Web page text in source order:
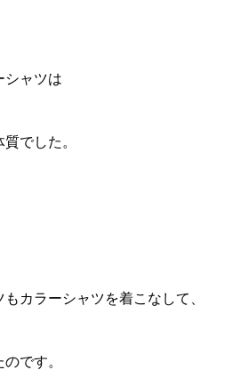
シャツは
でした。
カラーシャツを着こなして、
です。